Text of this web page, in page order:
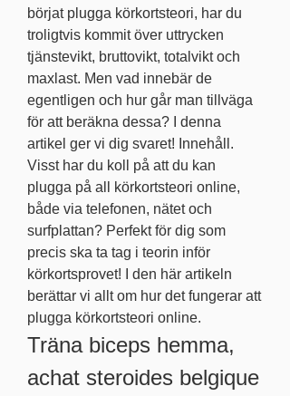
börjat plugga körkortsteori, har du
troligtvis kommit över uttrycken
tjänstevikt, bruttovikt, totalvikt och
maxlast. Men vad innebär de
egentligen och hur går man tillväga
för att beräkna dessa? I denna
artikel ger vi dig svaret! Innehåll.
Visst har du koll på att du kan
plugga på all körkortsteori online,
både via telefonen, nätet och
surfplattan? Perfekt för dig som
precis ska ta tag i teorin inför
körkortsprovet! I den här artikeln
berättar vi allt om hur det fungerar att
plugga körkortsteori online.
Träna biceps hemma,
achat steroides belgique